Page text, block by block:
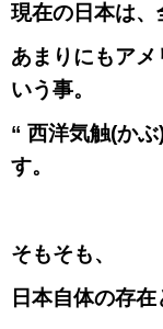
現在の日本は
あまりにもア
いう事。
“ 西洋気触(かぶ
す。
そもそも、
日本自体の存